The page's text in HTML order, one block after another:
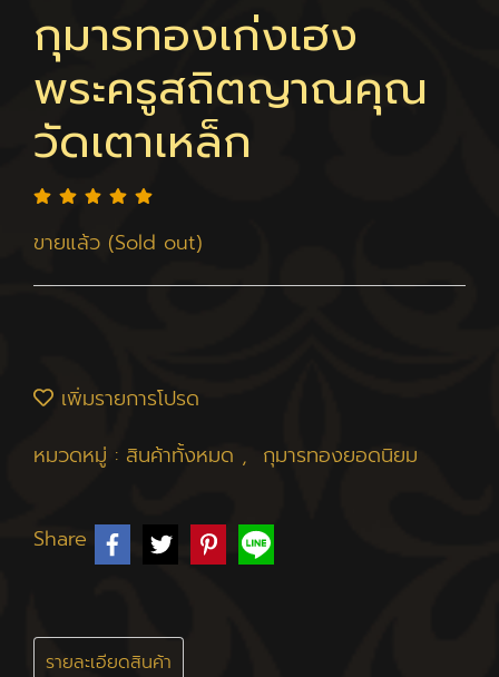
กุมารทองเก่งเฮง
พระครูสถิตญาณคุณ
วัดเตาเหล็ก
ขายแล้ว (Sold out)
เพิ่มรายการโปรด
หมวดหมู่ : สินค้าทั้งหมด , กุมารทองยอดนิยม
Share
รายละเอียดสินค้า